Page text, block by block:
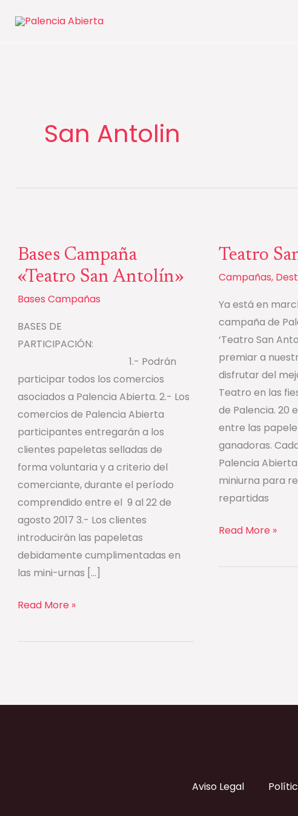
San Antolin
Bases Campaña
«Teatro San Antolín»
Bases Campañas
BASES DE
PARTICIPACIÓN:
1.- Podrán
participar todos los comercios
asociados a Palencia Abierta. 2.- Los
comercios de Palencia Abierta
participantes entregarán a los
clientes papeletas selladas de
forma voluntaria y a criterio del
comerciante, durante el período
comprendido entre el 9 al 22 de
agosto 2017 3.- Los clientes
introducirán las papeletas
debidamente cumplimentadas en
las mini-urnas […]
«Teatro
San
Read More »
Teatro
Campañas,
Ya está en
campaña de
‘Teatro San
premiar a
disfrutar del
Teatro en las
de Palencia. 20
entre las
ganadoras.
Palencia
miniurna para
repartidas
Antolín
Read More »
Aviso Legal